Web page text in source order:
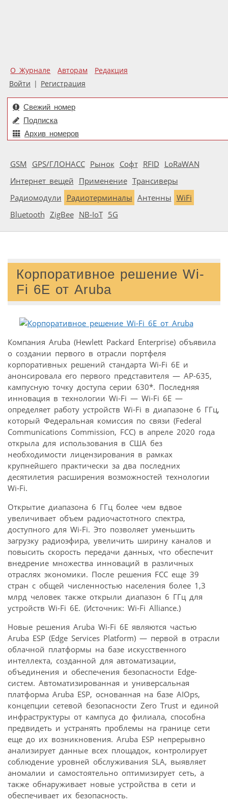
О Журнале Авторам
Редакция
Войти | Регистрация
Свежий номер
Подписка
Архив номеров
GSM GPS/ГЛОНАСС Рынок Софт RFID LoRaWAN
Интернет вещей Применение Трансиверы
Радиомодули Радиотерминалы Антенны WiFi
Bluetooth ZigBee NB-IoT 5G
Корпоративное решение Wi-
Fi 6E от Aruba
Компания Aruba (Hewlett Packard Enterprise) объявила
о создании первого в отрасли портфеля
корпоративных решений стандарта Wi-Fi 6E и
анонсировала его первого представителя — AP-635,
кампусную точку доступа серии 630*. Последняя
инновация в технологии Wi-Fi — Wi-Fi 6E —
определяет работу устройств Wi-Fi в диапазоне 6 ГГц,
который Федеральная комиссия по связи (Federal
Communications Commission, FCC) в апреле 2020 года
открыла для использования в США без
необходимости лицензирования в рамках
крупнейшего практически за два последних
десятилетия расширения возможностей технологии
Wi-Fi.
Открытие диапазона 6 ГГц более чем вдвое
увеличивает объем радиочастотного спектра,
доступного для Wi-Fi. Это позволяет уменьшить
загрузку радиоэфира, увеличить ширину каналов и
повысить скорость передачи данных, что обеспечит
внедрение множества инноваций в различных
отраслях экономики. После решения FCC еще 39
стран с общей численностью населения более 1,3
млрд человек также открыли диапазон 6 ГГц для
устройств Wi-Fi 6E. (Источник: Wi-Fi Alliance.)
Новые решения Aruba Wi-Fi 6E являются частью
Aruba ESP (Edge Services Platform) — первой в отрасли
облачной платформы на базе искусственного
интеллекта, созданной для автоматизации,
объединения и обеспечения безопасности Edge-
систем. Автоматизированная и универсальная
платформа Aruba ESP, основанная на базе AIOps,
концепции сетевой безопасности Zero Trust и единой
инфраструктуры от кампуса до филиала, способна
предвидеть и устранять проблемы на границе сети
еще до их возникновения. Aruba ESP непрерывно
анализирует данные всех площадок, контролирует
соблюдение уровней обслуживания SLA, выявляет
аномалии и самостоятельно оптимизирует сеть, а
также обнаруживает новые устройства в сети и
обеспечивает их безопасность.